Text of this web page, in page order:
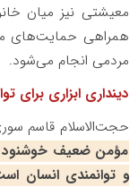
معیشتی نیز میان
همراهی حمایت‌های
مردمی انجام می‌شود.
دینداری ابزاری برای
حجت‌الاسلام قاسم
مؤمن ضعیف خوشنود
و توانمندی انسان